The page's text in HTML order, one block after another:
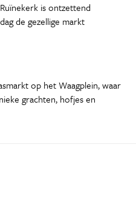
is ontzettend
de gezellige markt
op het Waagplein, waar
grachten, hofjes en